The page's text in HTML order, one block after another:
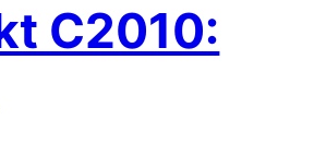
C2010: